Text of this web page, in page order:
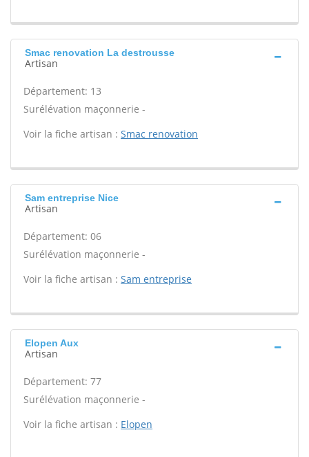
Smac renovation La destrousse
Artisan
Département: 13
Surélévation maçonnerie -
Voir la fiche artisan : Smac renovation
Sam entreprise Nice
Artisan
Département: 06
Surélévation maçonnerie -
Voir la fiche artisan : Sam entreprise
Elopen Aux
Artisan
Département: 77
Surélévation maçonnerie -
Voir la fiche artisan : Elopen